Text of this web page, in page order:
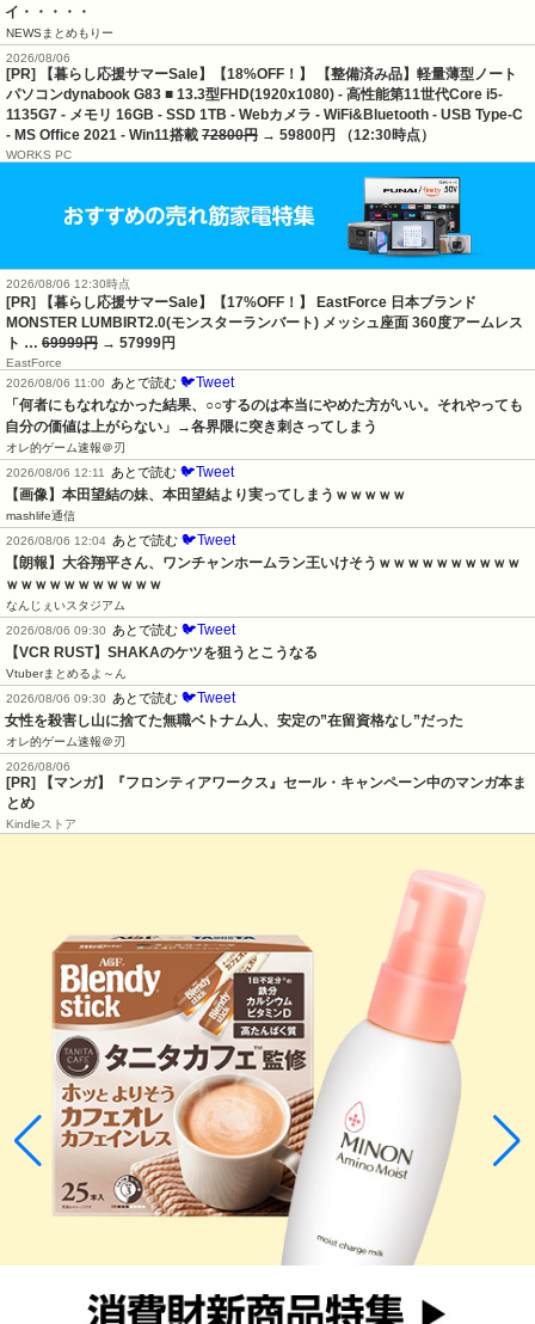
イ・・・・・
NEWSまとめもりー
2026/08/06
[PR] 【暮らし応援サマーSale】【18%OFF！】 【整備済み品】軽量薄型ノート
パソコンdynabook G83 ■ 13.3型FHD(1920x1080) - 高性能第11世代Core i5-
1135G7 - メモリ 16GB - SSD 1TB - Webカメラ - WiFi&Bluetooth - USB Type-C
- MS Office 2021 - Win11搭載 72800円 → 59800円 （12:30時点）
WORKS PC
2026/08/06 12:30時点
[PR] 【暮らし応援サマーSale】【17%OFF！】 EastForce 日本ブランド
MONSTER LUMBIRT2.0(モンスターランバート) メッシュ座面 360度アームレス
ト … 69999円 → 57999円
EastForce
2026/08/06 11:00
あとで読む 🐦Tweet
「何者にもなれなかった結果、○○するのは本当にやめた方がいい。それやっても
自分の価値は上がらない」→各界隈に突き刺さってしまう
オレ的ゲーム速報＠刃
2026/08/06 12:11
あとで読む 🐦Tweet
【画像】本田望結の妹、本田望結より実ってしまうｗｗｗｗｗ
mashlife通信
2026/08/06 12:04 あとで読む 🐦Tweet
【朗報】大谷翔平さん、ワンチャンホームラン王いけそうｗｗｗｗｗｗｗｗｗｗ
ｗｗｗｗｗｗｗｗｗｗｗ
なんじぇいスタジアム
2026/08/06 09:30
あとで読む 🐦Tweet
【VCR RUST】SHAKAのケツを狙うとこうなる
Vtuberまとめるよ～ん
2026/08/06 09:30
あとで読む 🐦Tweet
女性を殺害し山に捨てた無職ベトナム人、安定の”在留資格なし”だった
オレ的ゲーム速報＠刃
2026/08/06
[PR] 【マンガ】『フロンティアワークス』セール・キャンペーン中のマンガ本ま
とめ
Kindleストア